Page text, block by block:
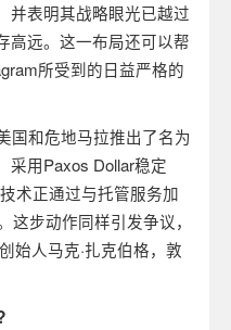
并表明其战略眼光已越过
高远。这一布局还可以帮
所受到的日益严格的
国和危地马拉推出了名为
采用Paxos Dollar稳定
术正通过与托管服务加
这步动作同样引发争议，
创始人马克·扎克伯格，敦